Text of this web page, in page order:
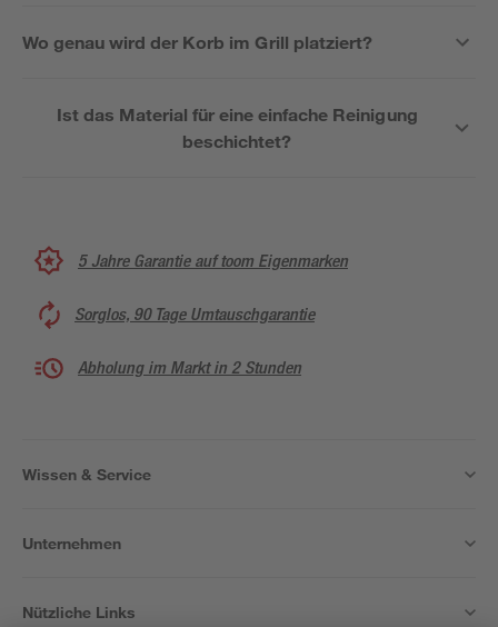
Wo genau wird der Korb im Grill platziert?
Ist das Material für eine einfache Reinigung
beschichtet?
5 Jahre Garantie auf toom Eigenmarken
Sorglos, 90 Tage Umtauschgarantie
Abholung im Markt in 2 Stunden
Wissen & Service
Unternehmen
Nützliche Links